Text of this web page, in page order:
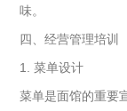
味。
四、经营管理培训
1. 菜单设计
菜单是面馆的重要